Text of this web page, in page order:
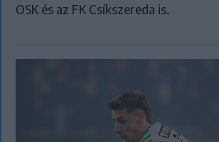
OSK és az FK Csíkszereda is.